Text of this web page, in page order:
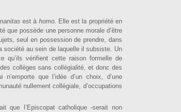
est à homo. Elle est la propriété en
que pos­sède une personne morale d’être
seul en possession de prendre, dans
société au sein de laquelle il subsiste. Un
qu’ils vérifient cette raison formelle de
collèges sans collégialité, et donc des
que l’idée d’un choix, d’une
nullement collégiale, d’occupations
que l’Episcopat catholique -serait non